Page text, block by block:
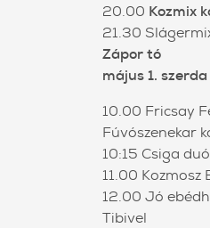
20.00 Kozmix
21.30
Zápor tó
május 1. szerda
10.00 Fricsay
Fúvószenekar
10:15 Csiga
11.00 Kozmosz
12.00 Jó
Tibivel